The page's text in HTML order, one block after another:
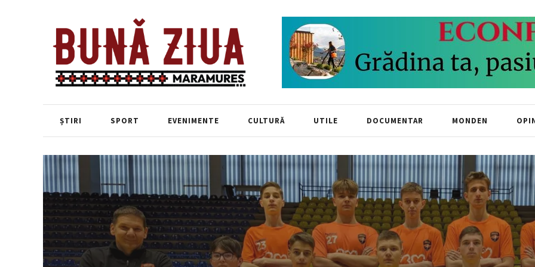
ȘTIRI SPORT EVENIMENTE CULTURĂ UTILE DOCUMENTAR MONDEN